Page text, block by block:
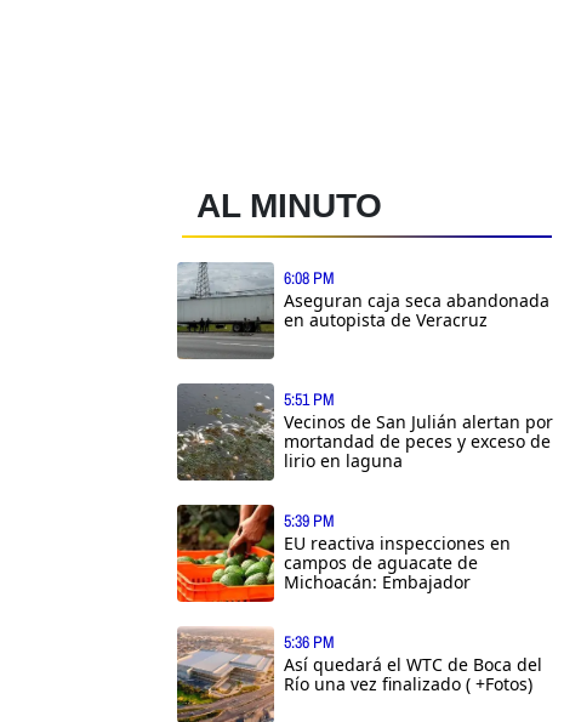
AL MINUTO
6:08 PM
Aseguran caja seca abandonada
en autopista de Veracruz
5:51 PM
Vecinos de San Julián alertan por
mortandad de peces y exceso de
lirio en laguna
5:39 PM
EU reactiva inspecciones en
campos de aguacate de
Michoacán: Embajador
5:36 PM
Así quedará el WTC de Boca del
Río una vez finalizado ( +Fotos)